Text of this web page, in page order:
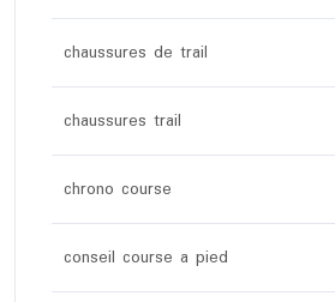
chaussures de trail
chaussures trail
chrono course
conseil course a pied